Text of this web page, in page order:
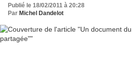
Publié le 18/02/2011 à 20:28
Par Michel Dandelot